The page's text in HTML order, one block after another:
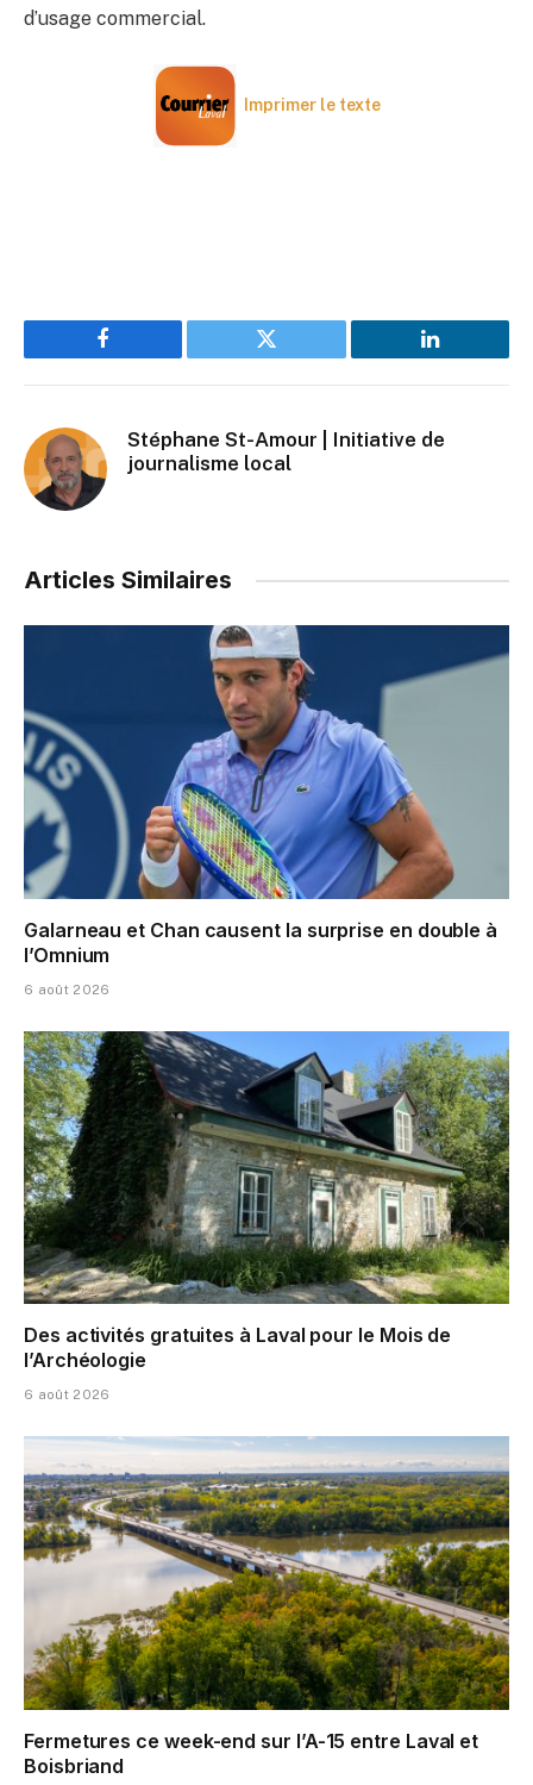
d’usage commercial.
Imprimer le texte
Facebook Twitter LinkedIn
Stéphane St-Amour | Initiative de
journalisme local
Articles Similaires
Galarneau et Chan causent la surprise en double à
l’Omnium
6 août 2026
Des activités gratuites à Laval pour le Mois de
l’Archéologie
6 août 2026
Fermetures ce week-end sur l’A-15 entre Laval et
Boisbriand